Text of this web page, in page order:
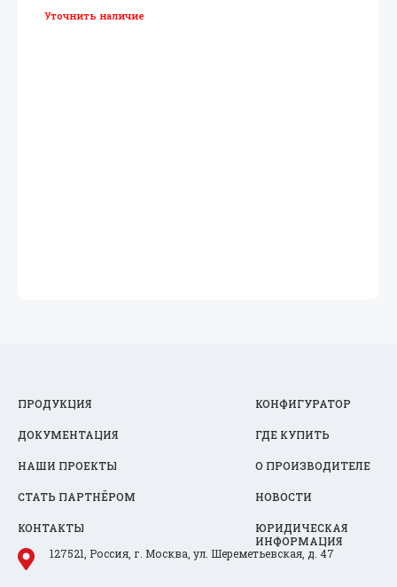
Уточнить наличие
ПРОДУКЦИЯ КОНФИГУРАТОР
ДОКУМЕНТАЦИЯ ГДЕ КУПИТЬ
НАШИ ПРОЕКТЫ О ПРОИЗВОДИТЕЛЕ
СТАТЬ ПАРТНЁРОМ НОВОСТИ
КОНТАКТЫ
ЮРИДИЧЕСКАЯ
ИНФОРМАЦИЯ
127521, Россия, г. Москва, ул. Шереметьевская, д. 47